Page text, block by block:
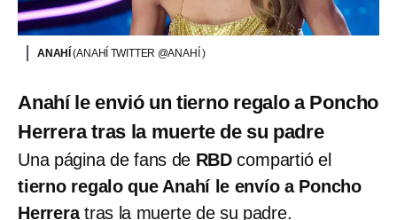
ANAHÍ(ANAHÍ TWITTER @ANAHÍ )
Anahí le envió un tierno regalo a Poncho
Herrera tras la muerte de su padre
Una página de fans de RBD compartió el
tierno regalo que Anahí le envío a Poncho
Herreratras la muerte de su padre.